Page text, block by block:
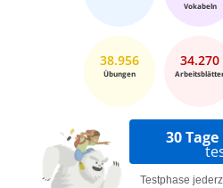
Vokabeln
38.956
Übungen
34.270
30 Tage
Testphase